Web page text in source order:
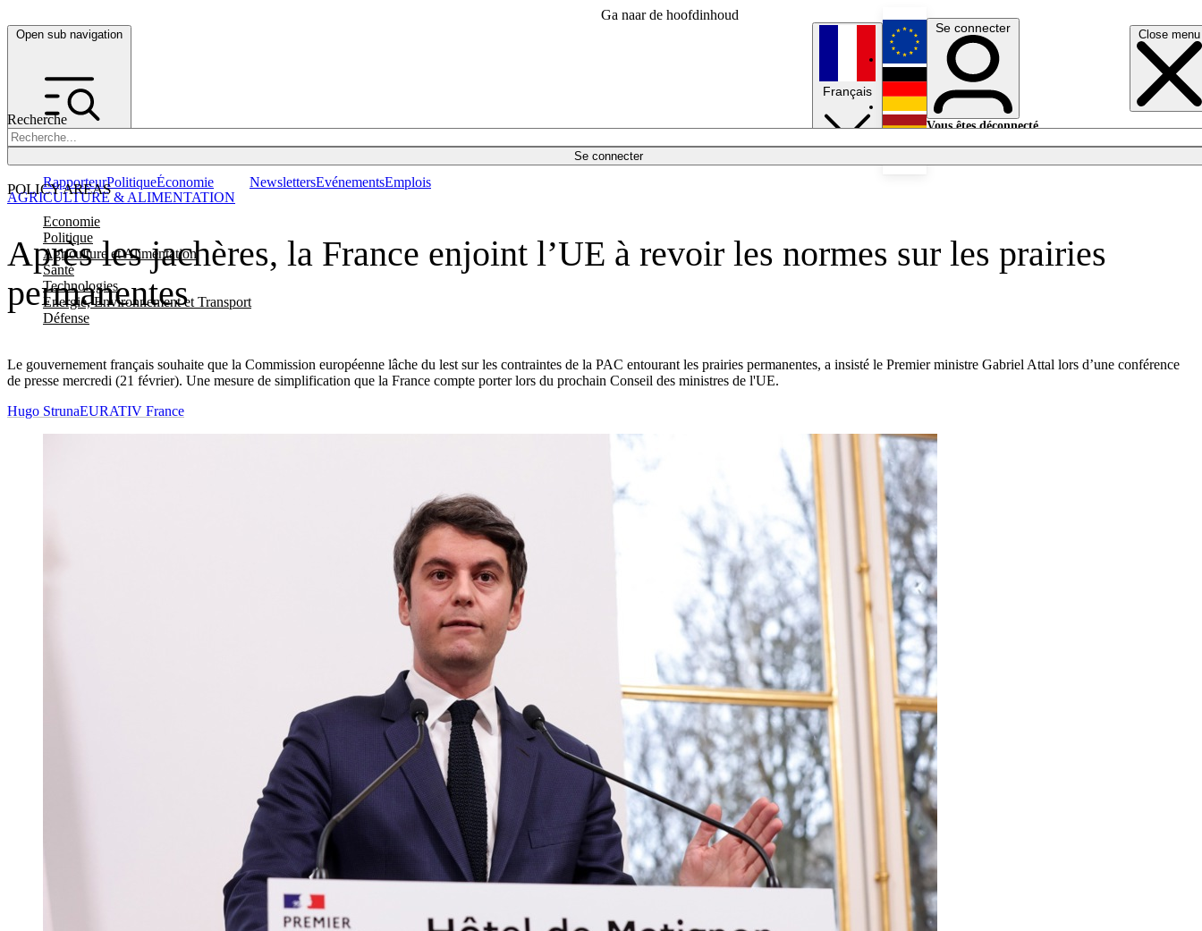
Ga naar de hoofdinhoud
Open sub navigation Close menu
Recherche
Se connecter
POLICY AREAS
Economie
Politique
Agriculture et Alimentation
Santé
Technologies
Energie, Environnement et Transport
Défense
RapporteurPolitiqueÉconomie NewslettersEvénementsEmplois
Français
English
Deutsch
Se connecter
Vous êtes déconnecté.
Après les jachères, la France enjoint l’UE à revoir les normes sur les prairies
permanentes
Le gouvernement français souhaite que la Commission européenne lâche du lest sur les contraintes de la PAC entourant les prairies permanentes, a insisté le Premier ministre Gabriel Attal lors d’une conférence
de presse mercredi (21 février). Une mesure de simplification que la France compte porter lors du prochain Conseil des ministres de l'UE.
AGRICULTURE & ALIMENTATION
Hugo StrunaEURATIV France